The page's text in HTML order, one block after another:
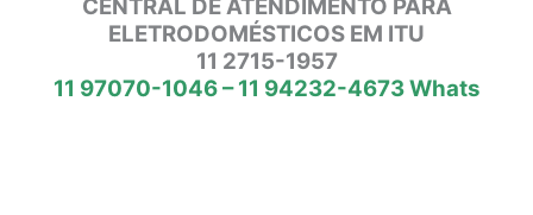
CENTRAL DE ATENDIMENTO PARA
ELETRODOMÉSTICOS EM ITU
11 2715-1957
11 97070-1046 – 11 94232-4673 Whats